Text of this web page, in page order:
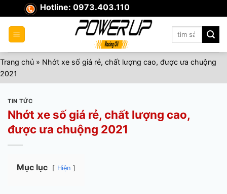
to
content
Hotline: 0973.403.110
Tìm
Trang chủ » Nhớt xe số giá rẻ, chất lượng cao, được ưa chuộng
2021
TIN TỨC
Nhớt xe số giá rẻ, chất lượng cao,
được ưa chuộng 2021
Mục lục Hiện